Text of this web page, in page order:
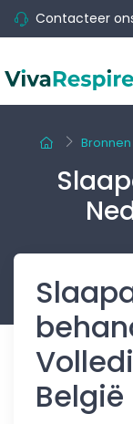
Contacteer
Bronnen
België